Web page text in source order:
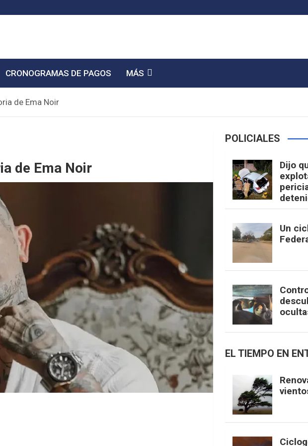
CRONOGRAMAS DE PAGOS MÁS
de Ema Noir
de Ema Noir
POLICIALES
Dijo
Un
EL TIEMPO EN